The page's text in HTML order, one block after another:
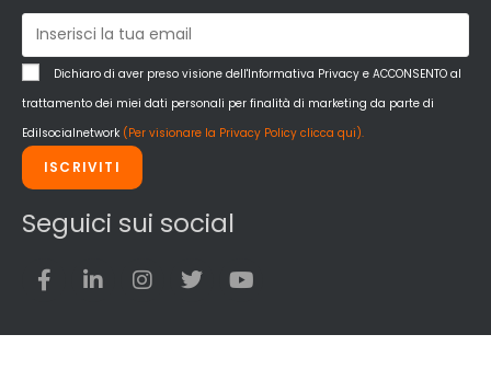
Dichiaro di aver preso visione dell'Informativa Privacy e ACCONSENTO al
trattamento dei miei dati personali per finalità di marketing da parte di
Edilsocialnetwork (Per visionare la Privacy Policy clicca qui).
ISCRIVITI
Seguici sui social